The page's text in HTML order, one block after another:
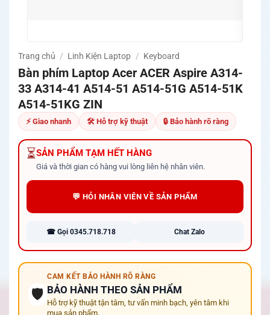
Trang chủ / Linh Kiện Laptop / Keyboard
Bàn phím Laptop Acer ACER Aspire A314-
33 A314-41 A514-51 A514-51G A514-51K
A514-51KG ZIN
⚡ Giao nhanh 🛠 Hỗ trợ kỹ thuật 🔒 Bảo hành rõ ràng
⏳SẢN PHẨM TẠM HẾT HÀNG
Giá và thời gian có hàng vui lòng liên hệ nhân viên.
💬 HỎI NHÂN VIÊN VỀ SẢN PHẨM
☎ Gọi 0345.718.718 Chat Zalo
🛡️
CAM KẾT BẢO HÀNH RÕ RÀNG
BẢO HÀNH THEO SẢN PHẨM
Hỗ trợ kỹ thuật tận tâm, tư vấn minh bạch, yên tâm khi
mua sản phẩm.